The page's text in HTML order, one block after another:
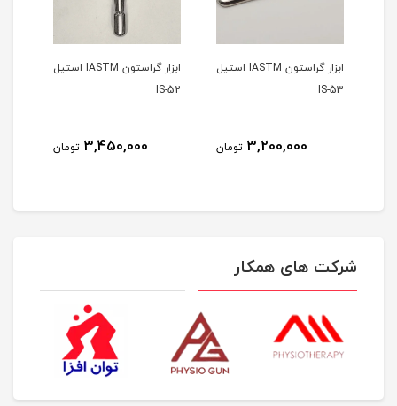
ابزار گراستون IASTM استیل
IS-53
3,200,000 تومان
ابزار گراستون IASTM استیل
IS-52
3,450,000 تومان
شرکت های همکار